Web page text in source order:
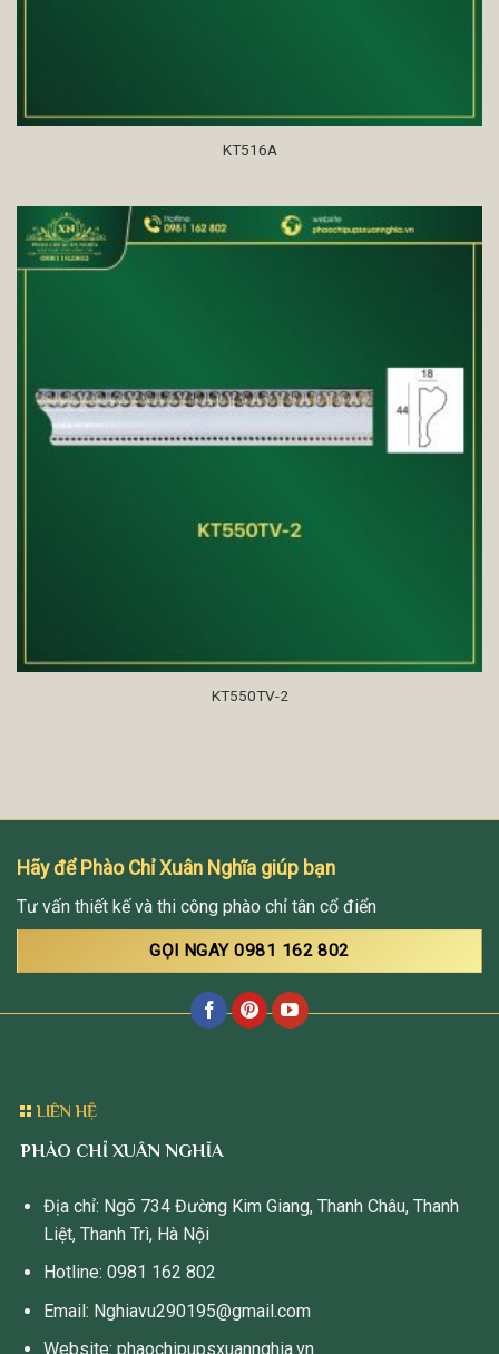
KT516A
KT550TV-2
Hãy để Phào Chỉ Xuân Nghĩa giúp bạn
Tư vấn thiết kế và thi công phào chỉ tân cổ điển
GỌI NGAY 0981 162 802
LIÊN HỆ
PHÀO CHỈ XUÂN NGHĨA
Địa chỉ: Ngõ 734 Đường Kim Giang, Thanh Châu, Thanh
Liệt, Thanh Trì, Hà Nội
Hotline: 0981 162 802
Email: Nghiavu290195@gmail.com
Website: phaochipupsxuannghia.vn